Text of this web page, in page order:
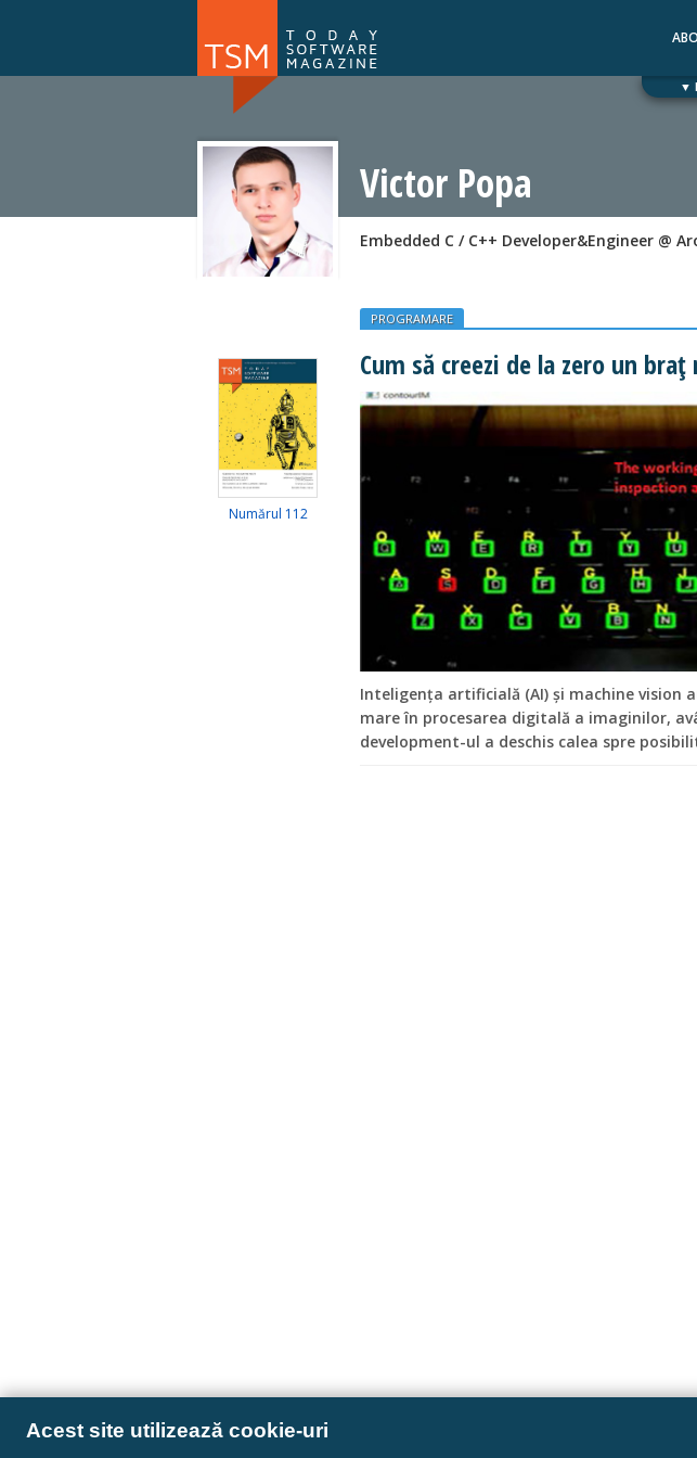
Acest site utilizează cookie-uri
NOU
▼
Victor Popa
Embedded C / C++ Developer&Engineer @
Numărul 112
PROGRAMARE
Cum să creezi de la zero un
Inteligența artificială (AI) și machine vision
mare în procesarea digitală a imaginilor,
development-ul a deschis calea spre